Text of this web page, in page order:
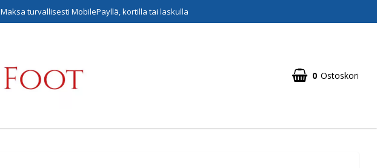
Maksa turvallisesti MobilePayllä, kortilla tai laskulla
0 Ostoskori